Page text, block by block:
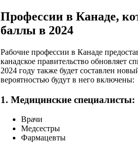
Профессии в Канаде,
баллы в 2024
Рабочие профессии в Канаде
канадское правительство обновляет
2024 году также будет составлен
вероятностью будут в него включены:
1. Медицинские специалисты:
Врачи
Медсестры
Фармацевты